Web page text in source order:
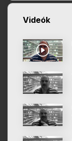
Videók